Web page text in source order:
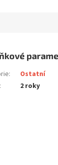
:
Ostatní
: 2 roky